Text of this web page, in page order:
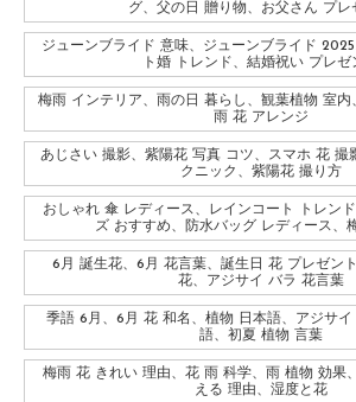
グ、父の日 贈り物、お父さん プレ
ジューンブライド 意味、ジューンブライド
ト婚 トレンド、結婚祝い プレゼ
梅雨 インテリア、雨の日 暮らし、観葉植物 室
雨 花 アレンジ
あじさい 撮影、紫陽花 写真 コツ、スマホ 花 撮
クニック、紫陽花 撮り方
おしゃれ 傘 レディース、レインコート トレン
ズ おすすめ、防水バッグ レディース、
6月 誕生花、6月 花言葉、誕生日 花 プレゼン
花、アジサイ バラ 花言葉
季語 6月、6月 花 和名、植物 日本語、アジサイ
語、初夏 植物 言葉
梅雨 花 きれい 理由、花 雨 科学、雨 植物 効果
える 理由、湿度と花